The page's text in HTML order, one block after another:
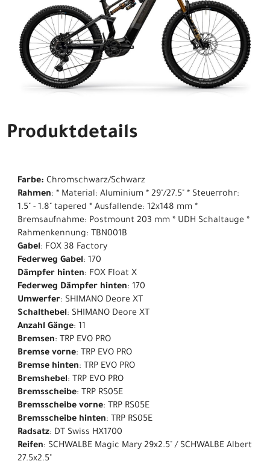
Produktdetails
Farbe: Chromschwarz/Schwarz
Rahmen: * Material: Aluminium * 29"/27.5" * Steuerrohr:
1.5" - 1.8" tapered * Ausfallende: 12x148 mm *
Bremsaufnahme: Postmount 203 mm * UDH Schaltauge *
Rahmenkennung: TBN001B
Gabel: FOX 38 Factory
Federweg Gabel: 170
Dämpfer hinten: FOX Float X
Federweg Dämpfer hinten: 170
Umwerfer: SHIMANO Deore XT
Schalthebel: SHIMANO Deore XT
Anzahl Gänge: 11
Bremsen: TRP EVO PRO
Bremse vorne: TRP EVO PRO
Bremse hinten: TRP EVO PRO
Bremshebel: TRP EVO PRO
Bremsscheibe: TRP RS05E
Bremsscheibe vorne: TRP RS05E
Bremsscheibe hinten: TRP RS05E
Radsatz: DT Swiss HX1700
Reifen: SCHWALBE Magic Mary 29x2.5" / SCHWALBE Albert
27.5x2.5"